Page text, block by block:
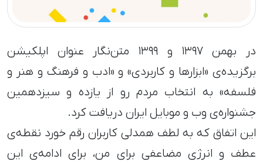
در بهمن ۱۳۹۷ و ۱۳۹۹ متن‌نگار عنوان اپلکیشن
برگزیده‌‌ی «ابزارها و کاربردی» و «ادب و فرهنگ و هنر و
فلسفه» به انتخاب مردم رو از یازده و سیزدهمین
جشنواره‌ی وب و موبایل ایران دریافت کرد.
این اتفاق که به لطف همدلی کاربران رقم خورد نقطه‌ی
عطف و انرژی مضاعفی برای من، برای ادامه‌ی این